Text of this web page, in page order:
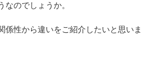
なのでしょうか。
係性から違いをご紹介したいと思いま